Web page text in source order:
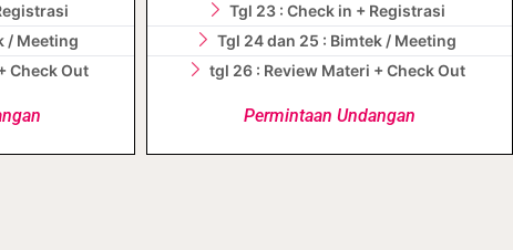
/ Meeting
Check Out
Tgl 23 : Check in + Registrasi
Tgl 24 dan 25 : Bimtek / Meeting
tgl 26 : Review Materi + Check Out
Permintaan Undangan